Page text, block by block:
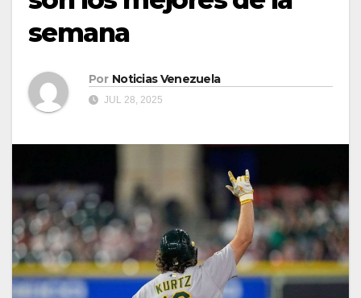
semana
Por Noticias Venezuela
JUL 28, 2025